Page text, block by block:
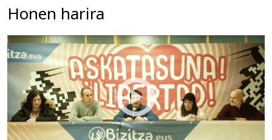
Honen harira